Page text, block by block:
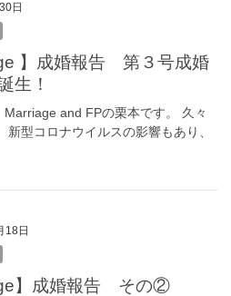
日
生！
Marriage and FPの栗本です。 久々
新型コロナウイルスの影響もあり、
18日
】成婚報告 その②